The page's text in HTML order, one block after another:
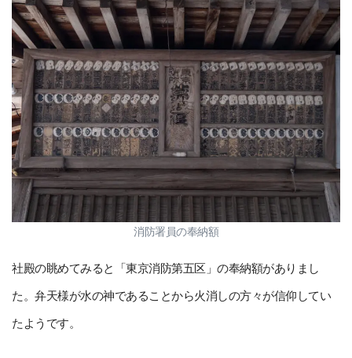
消防署員の奉納額
社殿の眺めてみると「東京消防第五区」の奉納額がありまし
た。弁天様が水の神であることから火消しの方々が信仰してい
たようです。